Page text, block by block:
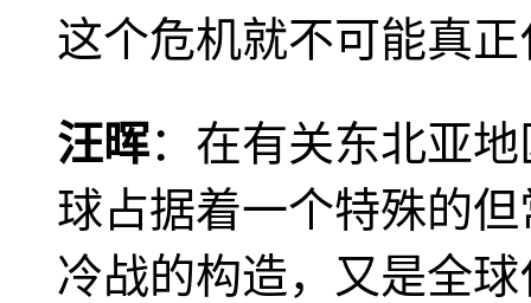
这个危机就不可能真
汪晖：在有关东北亚
球占据着一个特殊的
冷战的构造，又是全